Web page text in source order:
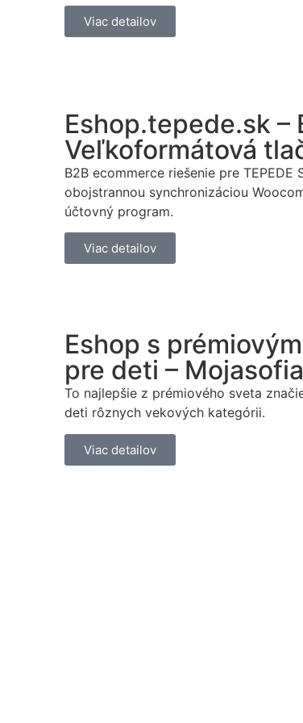
Viac detailov
Eshop.tepede.sk –
Veľkoformátová
B2B ecommerce riešenie pre TEPEDE
obojstrannou synchronizáciou
účtovný program.
Viac detailov
Eshop s
pre deti –
To najlepšie z prémiového sveta
deti rôznych vekových kategórii.
Viac detailov